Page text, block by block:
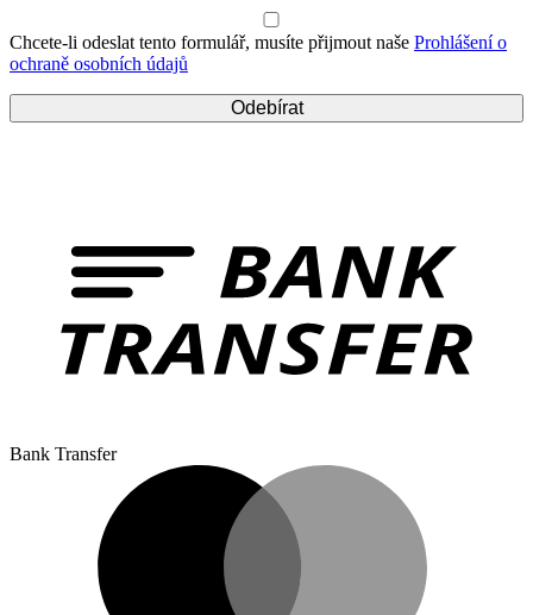
Chcete-li odeslat tento formulář, musíte přijmout naše Prohlášení o
ochraně osobních údajů
Bank Transfer